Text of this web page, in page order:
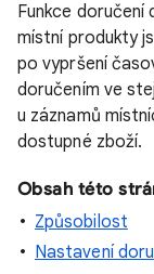
Funkce doručení
místní produkty
po vypršení
doručením ve
u záznamů
dostupné zboží.
Obsah této
Způsobilost
Nastavení